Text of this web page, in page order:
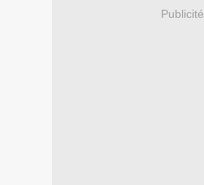
Publicité